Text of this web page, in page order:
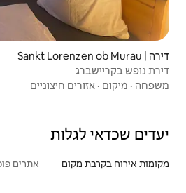
דירוג ממוצע של 5 מתוך 5, 23 ביקורות
5 (23)
אתרים פופולריים בקרבת מקום